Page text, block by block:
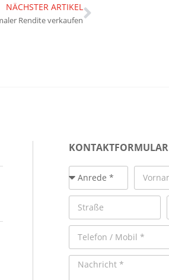
NÄCHSTER ARTIKEL
Rendite verkaufen
KONTAKTFORMULAR